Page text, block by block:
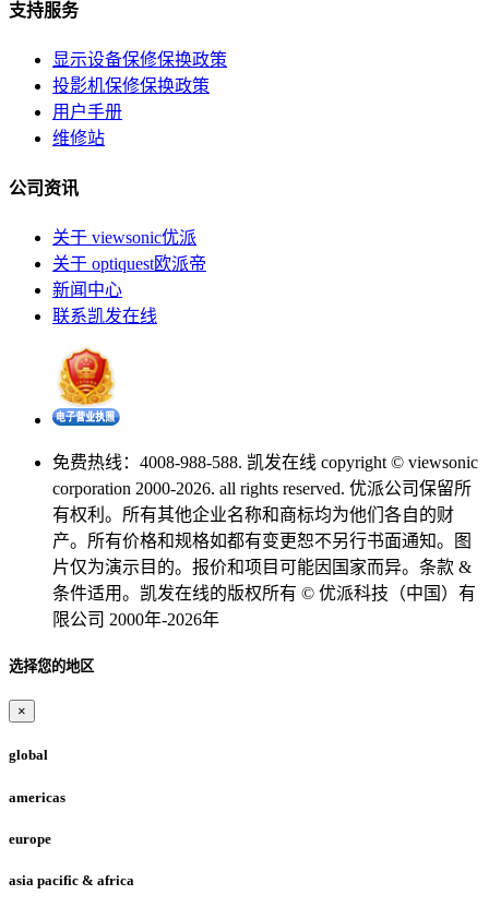
支持服务
显示设备保修保换政策
投影机保修保换政策
用户手册
维修站
公司资讯
关于 viewsonic优派
关于 optiquest欧派帝
新闻中心
联系凯发在线
免费热线：4008-988-588. 凯发在线 copyright © viewsonic
corporation 2000-2026. all rights reserved. 优派公司保留所
有权利。所有其他企业名称和商标均为他们各自的财
产。所有价格和规格如都有变更恕不另行书面通知。图
片仅为演示目的。报价和项目可能因国家而异。条款 &
条件适用。凯发在线的版权所有 © 优派科技（中国）有
限公司 2000年-2026年
选择您的地区
×
global
americas
europe
asia pacific & africa